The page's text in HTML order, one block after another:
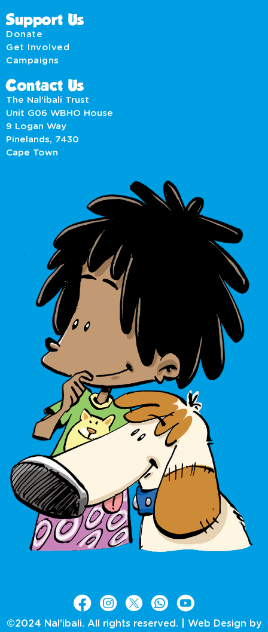
Support Us
Donate
Get Involved
Campaigns
Contact Us
The Nal’ibali Trust
Unit G06 WBHO House
9 Logan Way
Pinelands, 7430
Cape Town
©2024 Nal’ibali. All rights reserved. | Web Design by